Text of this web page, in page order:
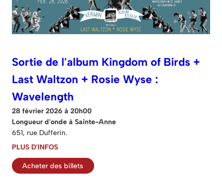
Sortie de l'album Kingdom of Birds +
Last Waltzon + Rosie Wyse :
Wavelength
28 février 2026 à 20h00
Longueur d'onde à Sainte-Anne
651, rue Dufferin.
PLUS D'INFOS
Acheter des billets